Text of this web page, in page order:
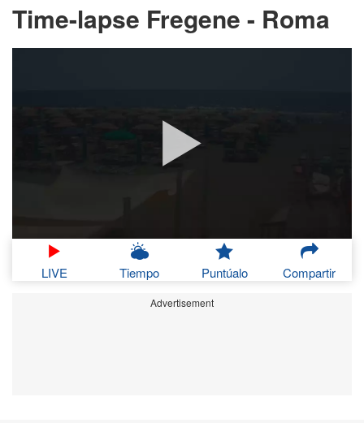
Time-lapse Fregene - Roma
LIVE Tiempo Puntúalo Compartir
Advertisement